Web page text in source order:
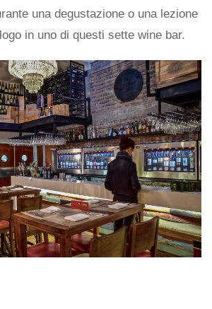
una degustazione o una lezione
in uno di questi sette wine bar.